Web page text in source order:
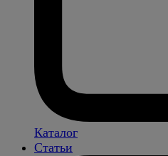
Каталог
Статьи